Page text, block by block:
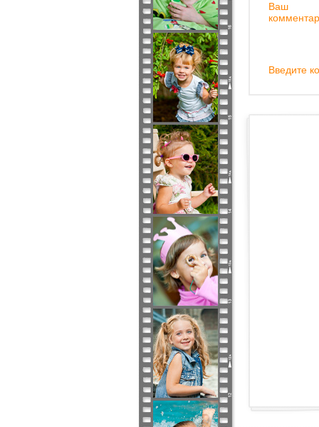
Ваш
Введите